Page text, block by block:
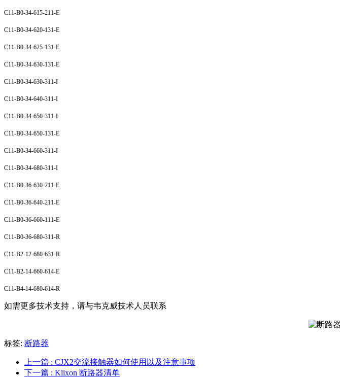
C11-B0-34-615-211-E
C11-B0-34-620-131-E
C11-B0-34-625-131-E
C11-B0-34-630-131-E
C11-B0-34-630-311-I
C11-B0-34-640-311-I
C11-B0-34-650-311-I
C11-B0-34-650-131-E
C11-B0-34-660-311-I
C11-B0-34-680-311-I
C11-B0-36-630-211-E
C11-B0-36-640-211-E
C11-B0-36-660-111-E
C11-B0-36-680-311-R
C11-B2-12-680-631-R
C11-B2-14-660-614-E
C11-B4-14-680-614-R
如需更多技术支持，请与韦克威技术人员联系
标签: 断路器
上一篇 : CJX2交流接触器如何使用以及注意事项
下一篇 : Klixon 断路器清单